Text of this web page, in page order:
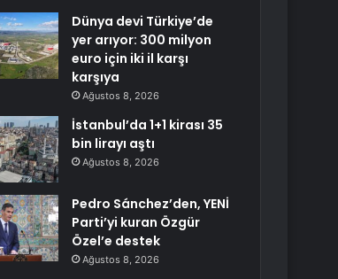
Dünya devi Türkiye’de
yer arıyor: 300 milyon
euro için iki il karşı
karşıya
Ağustos 8, 2026
İstanbul’da 1+1 kirası 35
bin lirayı aştı
Ağustos 8, 2026
Pedro Sánchez’den, YENİ
Parti’yi kuran Özgür
Özel’e destek
Ağustos 8, 2026